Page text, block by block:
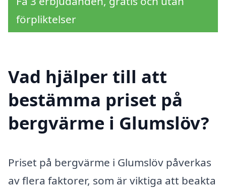
förpliktelser
Vad hjälper till att
bestämma priset på
bergvärme i Glumslöv?
Priset på bergvärme i Glumslöv påverkas
av flera faktorer, som är viktiga att beakta